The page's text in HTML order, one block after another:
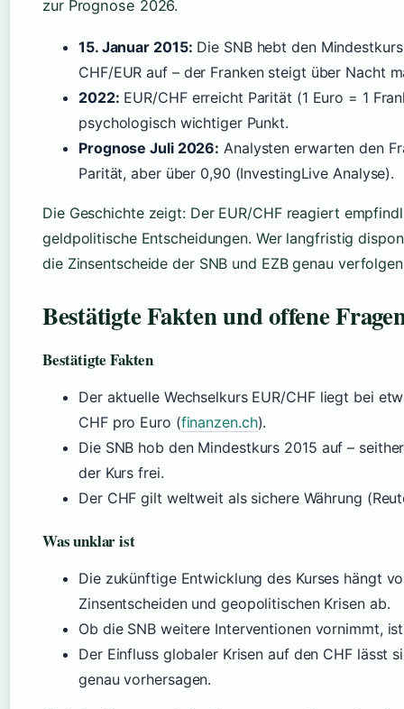
zur Prognose 2026.
15. Januar 2015: Die SNB hebt den
CHF/EUR auf – der Franken steigt über Nacht
2022: EUR/CHF erreicht Parität (1 Euro = 1
psychologisch wichtiger Punkt.
Prognose Juli 2026: Analysten erwarten den
Parität, aber über 0,90 (InvestingLive Analyse).
Die Geschichte zeigt: Der EUR/CHF reagiert
geldpolitische Entscheidungen. Wer langfristig
die Zinsentscheide der SNB und EZB genau
Bestätigte Fakten und offene
Bestätigte Fakten
Der aktuelle Wechselkurs EUR/CHF liegt bei
CHF pro Euro (finanzen.ch).
Die SNB hob den Mindestkurs 2015 auf –
der Kurs frei.
Der CHF gilt weltweit als sichere Währung
Was unklar ist
Die zukünftige Entwicklung des Kurses hängt
Zinsentscheiden und geopolitischen Krisen ab.
Ob die SNB weitere Interventionen vornimmt,
Der Einfluss globaler Krisen auf den CHF lässt
genau vorhersagen.